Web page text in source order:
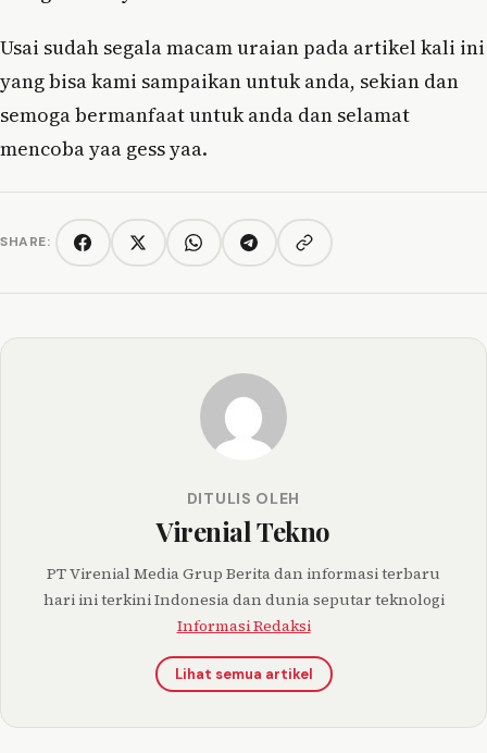
Usai sudah segala macam uraian pada artikel kali ini
yang bisa kami sampaikan untuk anda, sekian dan
semoga bermanfaat untuk anda dan selamat
mencoba yaa gess yaa.
SHARE: FacebookTwitter/XWhatsAppTelegramCopy link
DITULIS OLEH
Virenial Tekno
PT Virenial Media Grup Berita dan informasi terbaru
hari ini terkini Indonesia dan dunia seputar teknologi
Informasi Redaksi
Lihat semua artikel